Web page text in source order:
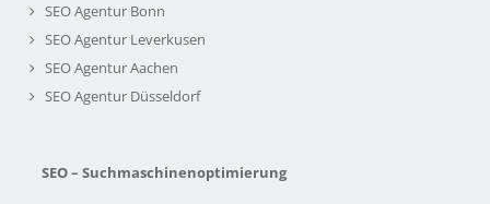
SEO Agentur Bonn
SEO Agentur Leverkusen
SEO Agentur Aachen
SEO Agentur Düsseldorf
SEO – Suchmaschinenoptimierung